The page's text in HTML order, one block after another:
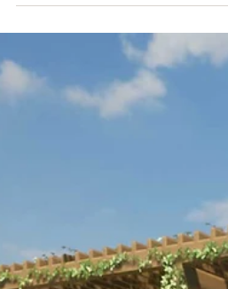
Betontrots!
We willen van Paviljoen
maken. De grootste
zijn beton en staal. Daarom is...